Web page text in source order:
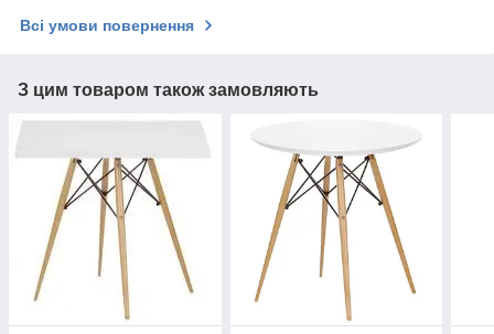
Всі умови повернення
З цим товаром також замовляють